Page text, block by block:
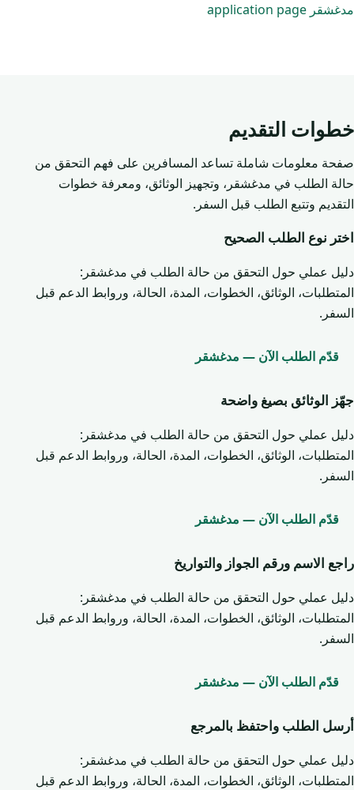
مدغشقر application page
خطوات التقديم
صفحة معلومات شاملة تساعد المسافرين على فهم التحقق من
حالة الطلب في مدغشقر، وتجهيز الوثائق، ومعرفة خطوات
التقديم وتتبع الطلب قبل السفر.
اختر نوع الطلب الصحيح
دليل عملي حول التحقق من حالة الطلب في مدغشقر:
المتطلبات، الوثائق، الخطوات، المدة، الحالة، وروابط الدعم قبل
السفر.
قدّم الطلب الآن — مدغشقر
جهّز الوثائق بصيغ واضحة
دليل عملي حول التحقق من حالة الطلب في مدغشقر:
المتطلبات، الوثائق، الخطوات، المدة، الحالة، وروابط الدعم قبل
السفر.
قدّم الطلب الآن — مدغشقر
راجع الاسم ورقم الجواز والتواريخ
دليل عملي حول التحقق من حالة الطلب في مدغشقر:
المتطلبات، الوثائق، الخطوات، المدة، الحالة، وروابط الدعم قبل
السفر.
قدّم الطلب الآن — مدغشقر
أرسل الطلب واحتفظ بالمرجع
دليل عملي حول التحقق من حالة الطلب في مدغشقر:
المتطلبات، الوثائق، الخطوات، المدة، الحالة، وروابط الدعم قبل